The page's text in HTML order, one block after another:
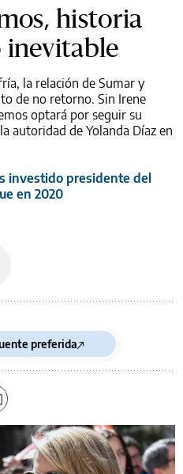
historia
la relación de Sumar y
de no retorno. Sin Irene
optará por seguir su
autoridad de Yolanda Díaz en
investido presidente del
en 2020
preferida